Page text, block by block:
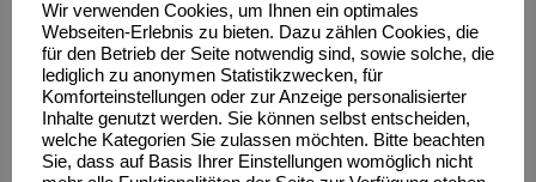
Wir verwenden Cookies, um Ihnen ein optimales
Webseiten-Erlebnis zu bieten. Dazu zählen Cookies, die
für den Betrieb der Seite notwendig sind, sowie solche, die
lediglich zu anonymen Statistikzwecken, für
Komforteinstellungen oder zur Anzeige personalisierter
Inhalte genutzt werden. Sie können selbst entscheiden,
welche Kategorien Sie zulassen möchten. Bitte beachten
Sie, dass auf Basis Ihrer Einstellungen womöglich nicht